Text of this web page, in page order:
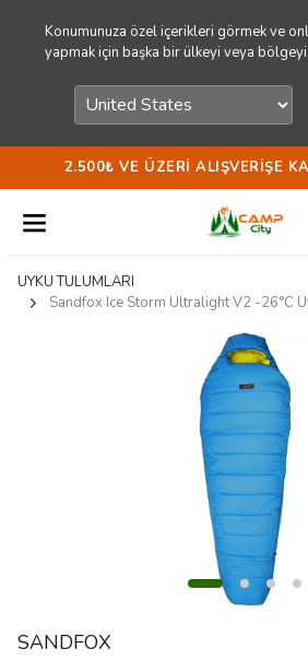
Konumunuza özel içerikleri görmek ve
yapmak için başka bir ülkeyi veya
2.500₺ VE ÜZERI ALIŞVERIŞE
UYKU TULUMLARI
Sandfox Ice Storm Ultralight V2 -26°C
SANDFOX